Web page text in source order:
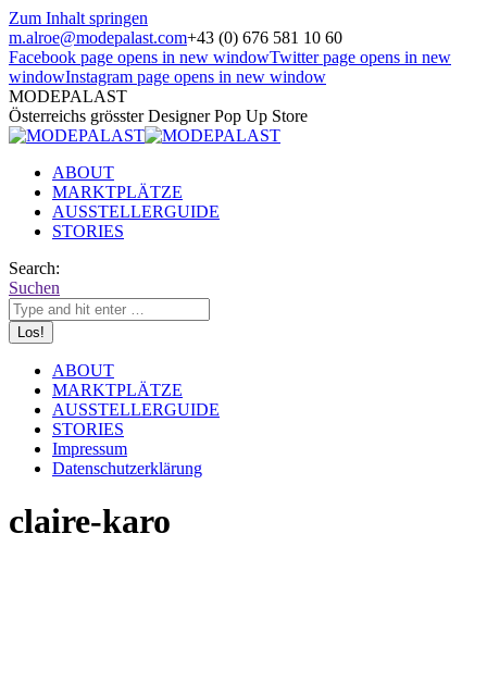
Zum Inhalt springen
m.alroe@modepalast.com+43 (0) 676 581 10 60
Facebook page opens in new windowTwitter page opens in new
windowInstagram page opens in new window
MODEPALAST
Österreichs grösster Designer Pop Up Store
ABOUT
MARKTPLÄTZE
AUSSTELLERGUIDE
STORIES
Search:
Suchen
ABOUT
MARKTPLÄTZE
AUSSTELLERGUIDE
STORIES
Impressum
Datenschutzerklärung
claire-karo